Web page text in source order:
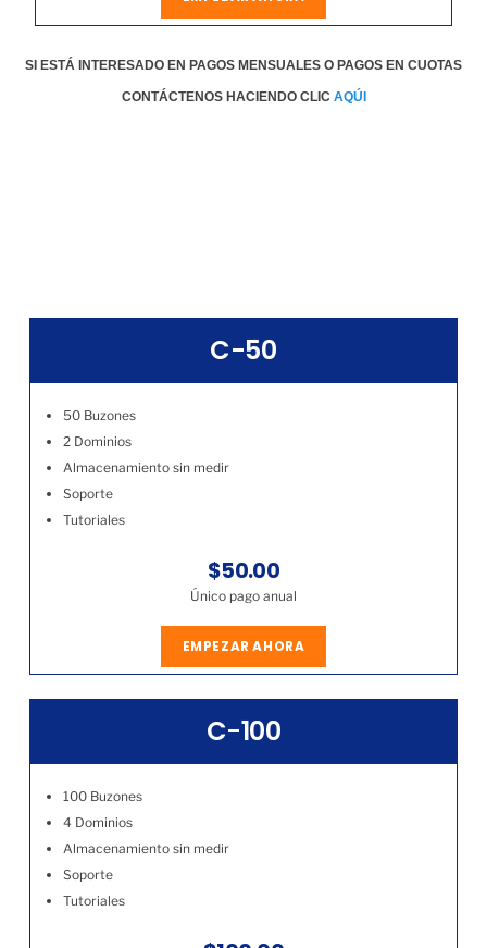
SI ESTÁ INTERESADO EN PAGOS MENSUALES O PAGOS EN CUOTAS
CONTÁCTENOS HACIENDO CLIC AQÚI
C-50
50 Buzones
2 Dominios
Almacenamiento sin medir
Soporte
Tutoriales
$50.00
Único pago anual
EMPEZAR AHORA
C-100
100 Buzones
4 Dominios
Almacenamiento sin medir
Soporte
Tutoriales